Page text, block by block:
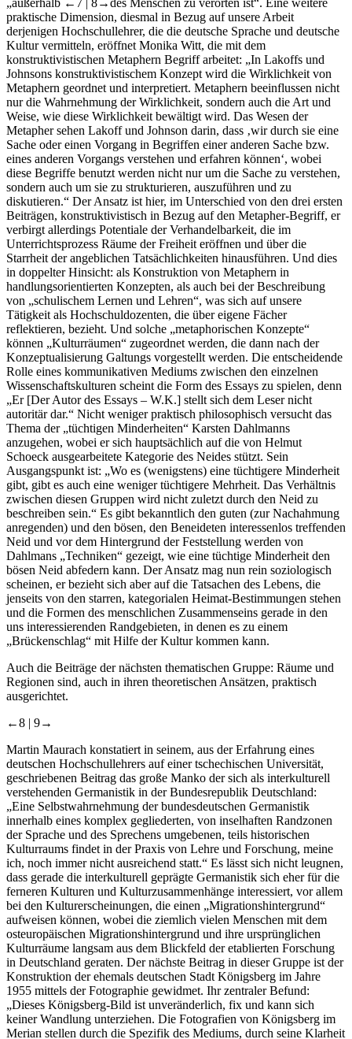
praktische Dimension, diesmal in Bezug auf unsere Arbeit
derjenigen Hochschullehrer, die die deutsche Sprache und deutsche
Kultur vermitteln, eröffnet Monika Witt, die mit dem
konstruktivistischen Metaphern Begriff arbeitet: „In Lakoffs und
Johnsons konstruktivistischem Konzept wird die Wirklichkeit von
Metaphern geordnet und interpretiert. Metaphern beeinflussen nicht
nur die Wahrnehmung der Wirklichkeit, sondern auch die Art und
Weise, wie diese Wirklichkeit bewältigt wird. Das Wesen der
Metapher sehen Lakoff und Johnson darin, dass ‚wir durch sie eine
Sache oder einen Vorgang in Begriffen einer anderen Sache bzw.
eines anderen Vorgangs verstehen und erfahren können‘, wobei
diese Begriffe benutzt werden nicht nur um die Sache zu verstehen,
sondern auch um sie zu strukturieren, auszuführen und zu
diskutieren.“ Der Ansatz ist hier, im Unterschied von den drei ersten
Beiträgen, konstruktivistisch in Bezug auf den Metapher-Begriff, er
verbirgt allerdings Potentiale der Verhandelbarkeit, die im
Unterrichtsprozess Räume der Freiheit eröffnen und über die
Starrheit der angeblichen Tatsächlichkeiten hinausführen. Und dies
in doppelter Hinsicht: als Konstruktion von Metaphern in
handlungsorientierten Konzepten, als auch bei der Beschreibung
von „schulischem Lernen und Lehren“, was sich auf unsere
Tätigkeit als Hochschuldozenten, die über eigene Fächer
reflektieren, bezieht. Und solche „metaphorischen Konzepte“
können „Kulturräumen“ zugeordnet werden, die dann nach der
Konzeptualisierung Galtungs vorgestellt werden. Die entscheidende
Rolle eines kommunikativen Mediums zwischen den einzelnen
Wissenschaftskulturen scheint die Form des Essays zu spielen, denn
„Er [Der Autor des Essays – W.K.] stellt sich dem Leser nicht
autoritär dar.“ Nicht weniger praktisch philosophisch versucht das
Thema der „tüchtigen Minderheiten“ Karsten Dahlmanns
anzugehen, wobei er sich hauptsächlich auf die von Helmut
Schoeck ausgearbeitete Kategorie des Neides stützt. Sein
Ausgangspunkt ist: „Wo es (wenigstens) eine tüchtigere Minderheit
gibt, gibt es auch eine weniger tüchtigere Mehrheit. Das Verhältnis
zwischen diesen Gruppen wird nicht zuletzt durch den Neid zu
beschreiben sein.“ Es gibt bekanntlich den guten (zur Nachahmung
anregenden) und den bösen, den Beneideten interessenlos treffenden
Neid und vor dem Hintergrund der Feststellung werden von
Dahlmans „Techniken“ gezeigt, wie eine tüchtige Minderheit den
bösen Neid abfedern kann. Der Ansatz mag nun rein soziologisch
scheinen, er bezieht sich aber auf die Tatsachen des Lebens, die
jenseits von den starren, kategorialen Heimat-Bestimmungen stehen
und die Formen des menschlichen Zusammenseins gerade in den
uns interessierenden Randgebieten, in denen es zu einem
„Brückenschlag“ mit Hilfe der Kultur kommen kann.
Auch die Beiträge der nächsten thematischen Gruppe: Räume und
Regionen sind, auch in ihren theoretischen Ansätzen, praktisch
ausgerichtet.
←8 | 9→
Martin Maurach konstatiert in seinem, aus der Erfahrung eines
deutschen Hochschullehrers auf einer tschechischen Universität,
geschriebenen Beitrag das große Manko der sich als interkulturell
verstehenden Germanistik in der Bundesrepublik Deutschland:
„Eine Selbstwahrnehmung der bundesdeutschen Germanistik
innerhalb eines komplex gegliederten, von inselhaften Randzonen
der Sprache und des Sprechens umgebenen, teils historischen
Kulturraums findet in der Praxis von Lehre und Forschung, meine
ich, noch immer nicht ausreichend statt.“ Es lässt sich nicht leugnen,
dass gerade die interkulturell geprägte Germanistik sich eher für die
ferneren Kulturen und Kulturzusammenhänge interessiert, vor allem
bei den Kulturerscheinungen, die einen „Migrationshintergrund“
aufweisen können, wobei die ziemlich vielen Menschen mit dem
osteuropäischen Migrationshintergrund und ihre ursprünglichen
Kulturräume langsam aus dem Blickfeld der etablierten Forschung
in Deutschland geraten. Der nächste Beitrag in dieser Gruppe ist der
Konstruktion der ehemals deutschen Stadt Königsberg im Jahre
1955 mittels der Fotographie gewidmet. Ihr zentraler Befund:
„Dieses Königsberg-Bild ist unveränderlich, fix und kann sich
keiner Wandlung unterziehen. Die Fotografien von Königsberg im
Merian stellen durch die Spezifik des Mediums, durch seine Klarheit